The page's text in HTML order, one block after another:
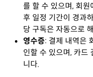
를 할 수 있으며, 회
후 일정 기간이 경과
당 구독은 자동으로
영수증: 결제 내역은
인할 수 있으며, 카드
니다.